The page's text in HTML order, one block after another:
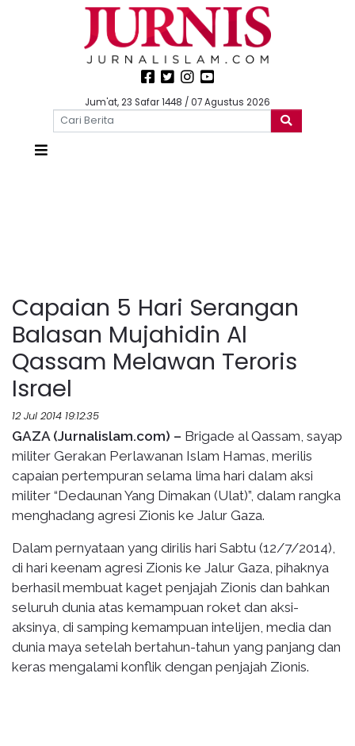
Jum'at, 23 Safar 1448 / 07 Agustus 2026
Capaian 5 Hari Serangan
Balasan Mujahidin Al
Qassam Melawan Teroris
Israel
12 Jul 2014 19:12:35
GAZA (Jurnalislam.com) – Brigade al Qassam, sayap
militer Gerakan Perlawanan Islam Hamas, merilis
capaian pertempuran selama lima hari dalam aksi
militer “Dedaunan Yang Dimakan (Ulat)”, dalam rangka
menghadang agresi Zionis ke Jalur Gaza.
Dalam pernyataan yang dirilis hari Sabtu (12/7/2014),
di hari keenam agresi Zionis ke Jalur Gaza, pihaknya
berhasil membuat kaget penjajah Zionis dan bahkan
seluruh dunia atas kemampuan roket dan aksi-
aksinya, di samping kemampuan intelijen, media dan
dunia maya setelah bertahun-tahun yang panjang dan
keras mengalami konflik dengan penjajah Zionis.